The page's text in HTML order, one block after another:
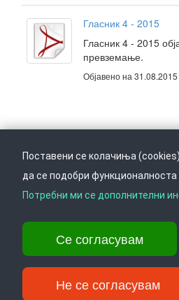
Гласник 4 - 2015
Гласник 4 - 2015
превземање.
Објавено на 31.08.2015
Врати се горе
Ул. Даме Груев 14, Катна гаража Беко
Тел: +389 2 3103 601 (641), Факс: +389 2
info@ippo.gov.mk
Поставени се колачиња
да се подобри функционалноста
Потребни ми се дополнителни
Се согласувам
Не се согласувам